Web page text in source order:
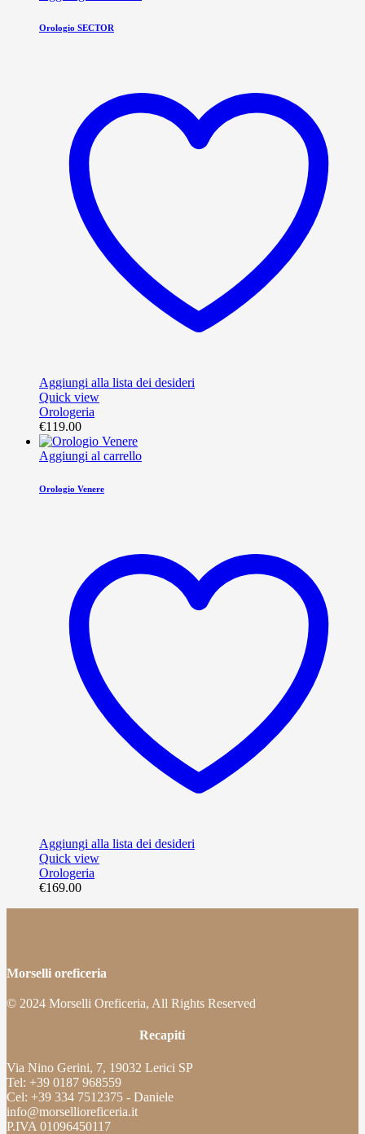
Orologio SECTOR
Aggiungi alla lista dei desideri
Quick view
Orologeria
€119.00
Aggiungi al carrello
Orologio Venere
Aggiungi alla lista dei desideri
Quick view
Orologeria
€169.00
Morselli oreficeria
© 2024 Morselli Oreficeria, All Rights Reserved
Recapiti
Via Nino Gerini, 7, 19032 Lerici SP
Tel: +39 0187 968559
Cel: +39 334 7512375 - Daniele
info@morsellioreficeria.it
P.IVA 01096450117